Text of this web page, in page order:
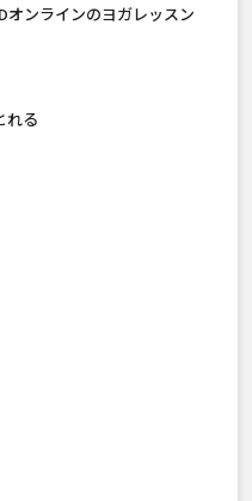
オンラインのヨガレッスン
れる